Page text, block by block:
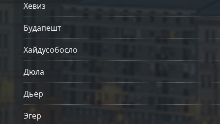
Хевиз
Будапешт
Хайдусобосло
Дюла
Дьёр
Эгер